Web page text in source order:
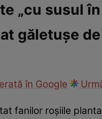
„cu susul
găletușe
în Google
fanilor roșiile